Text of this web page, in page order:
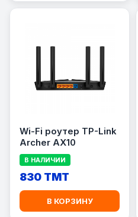
Wi-Fi роутер TP-Link
Archer AX10
В НАЛИЧИИ
830 TMT
В КОРЗИНУ